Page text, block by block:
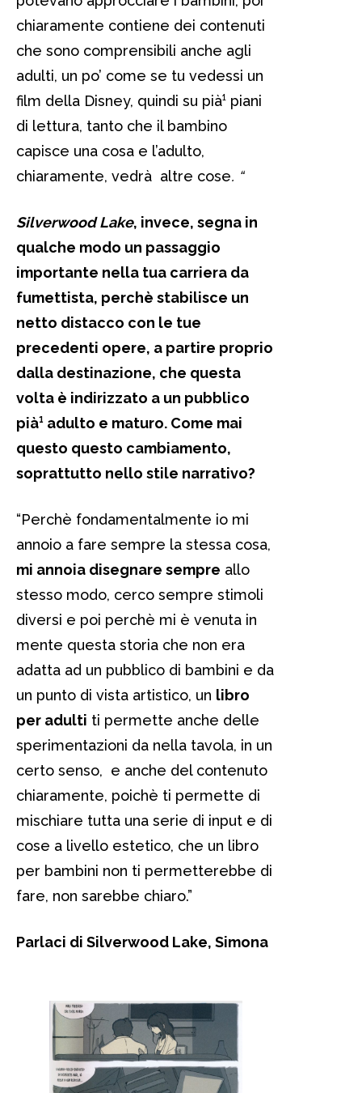
chiaramente contiene dei contenuti
che sono comprensibili anche agli
adulti, un po’ come se tu vedessi un
film della Disney, quindi su pià¹ piani
di lettura, tanto che il bambino
capisce una cosa e l’adulto,
chiaramente, vedrà altre cose. “
Silverwood Lake, invece, segna in
qualche modo un passaggio
importante nella tua carriera da
fumettista, perchè stabilisce un
netto distacco con le tue
precedenti opere, a partire proprio
dalla destinazione, che questa
volta è indirizzato a un pubblico
pià¹ adulto e maturo. Come mai
questo questo cambiamento,
soprattutto nello stile narrativo?
“Perchè fondamentalmente io mi
annoio a fare sempre la stessa cosa,
mi annoia disegnare sempre allo
stesso modo, cerco sempre stimoli
diversi e poi perchè mi è venuta in
mente questa storia che non era
adatta ad un pubblico di bambini e da
un punto di vista artistico, un libro
per adulti ti permette anche delle
sperimentazioni da nella tavola, in un
certo senso, e anche del contenuto
chiaramente, poichè ti permette di
mischiare tutta una serie di input e di
cose a livello estetico, che un libro
per bambini non ti permetterebbe di
fare, non sarebbe chiaro.”
Parlaci di Silverwood Lake, Simona